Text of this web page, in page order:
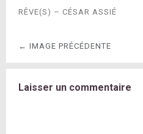
RÊVE(S) – CÉSAR ASSIÉ
← IMAGE PRÉCÉDENTE
Laisser un commentaire